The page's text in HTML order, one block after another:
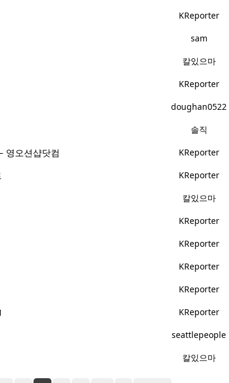
KReporter
sam
칼있으마
KReporter
doughan0522
솔직
영오션샵닷컴 KReporter
KReporter
칼있으마
KReporter
KReporter
KReporter
KReporter
KReporter
seattlepeople
칼있으마